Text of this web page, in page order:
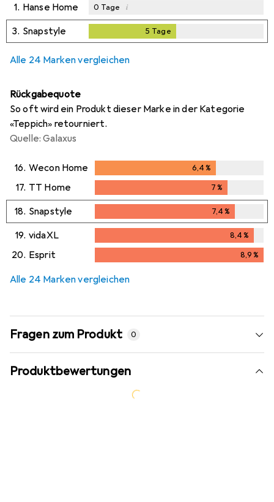
1. Hanse Home 0 Tage i
3. Snapstyle 5 Tage
Alle 24 Marken vergleichen
Rückgabequote
So oft wird ein Produkt dieser Marke in der Kategorie
«Teppich» retourniert.
Quelle: Galaxus
16. Wecon Home 6,4%
17. TT Home 7%
18. Snapstyle 7,4%
7,4%
19. vidaXL 8,4%
8,4%
20. Esprit 8,9%
Alle 24 Marken vergleichen
Fragen zum Produkt 0
Produktbewertungen